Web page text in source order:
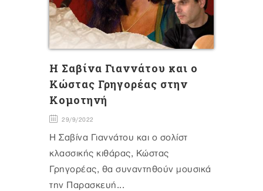
Η Σαβίνα Γιαννάτου και ο
Κώστας Γρηγορέας στην
Κομοτηνή
29/9/2022
Η Σαβίνα Γιαννάτου και o σολίστ
κλασσικής κιθάρας, Κώστας
Γρηγορέας, θα συναντηθούν μουσικά
την Παρασκευή...